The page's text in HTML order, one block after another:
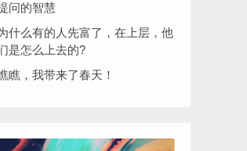
问的智慧
什么有的人先富了，在上层，他
是怎么上去的?
瞧，我带来了春天！